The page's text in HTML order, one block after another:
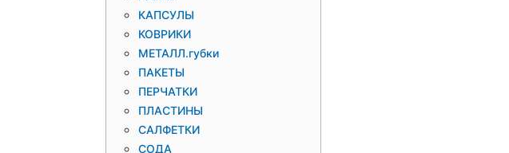
КАПСУЛЫ
КОВРИКИ
МЕТАЛЛ.губки
ПАКЕТЫ
ПЕРЧАТКИ
ПЛАСТИНЫ
САЛФЕТКИ
СОДА